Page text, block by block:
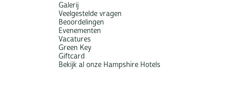
Galerij
Veelgestelde vragen
Beoordelingen
Evenementen
Vacatures
Green Key
Giftcard
Bekijk al onze Hampshire Hotels